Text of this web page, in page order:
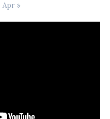
Apr »